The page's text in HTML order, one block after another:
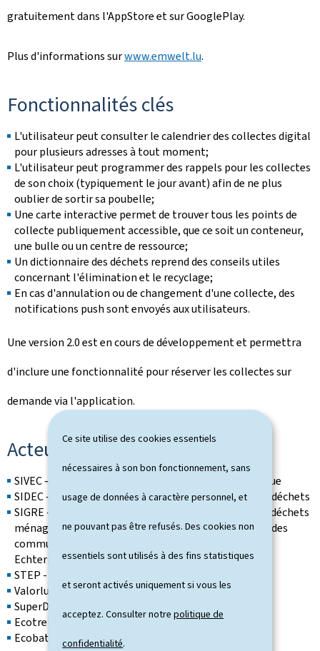
Ce site utilise des cookies essentiels
nécessaires à son bon fonctionnement, sans
usage de données à caractère personnel, et
ne pouvant pas être refusés. Des cookies non
essentiels sont utilisés à des fins statistiques
et seront activés uniquement si vous les
acceptez. Consulter notrepolitique de
confidentialité.
gratuitement dans l'AppStore et sur GooglePlay.
Plus d'informations surwww.emwelt.lu.
Fonctionnalités clés
L'utilisateur peut consulter le calendrier des collectes digital
pour plusieurs adresses à tout moment;
L'utilisateur peut programmer des rappels pour les collectes
de son choix (typiquement le jour avant) afin de ne plus
oublier de sortir sa poubelle;
Une carte interactive permet de trouver tous les points de
collecte publiquement accessible, que ce soit un conteneur,
une bulle ou un centre de ressource;
Un dictionnaire des déchets reprend des conseils utiles
concernant l'élimination et le recyclage;
En cas d'annulation ou de changement d'une collecte, des
notifications push sont envoyés aux utilisateurs.
Une version 2.0 est en cours de développement et permettra
d'inclure une fonctionnalité pour réserver les collectes sur
demande via l'application.
Acteurs partenaires
SIVEC – Syndicat intercommunal à vocation écologique
SIDEC – Syndicat intercommunal pour la gestion des déchets
SIGRE - Syndicat intercommunal pour la gestion des déchets
ménagers, encombrants et assimilés en provenance des
communes de la région de Grevenmacher, Remich et
Echternach
STEP - Syndicat intercommunal
Valorlux ASBL
SuperDrecksKëscht®
Ecotrel ASBL
EcobatterienASBL